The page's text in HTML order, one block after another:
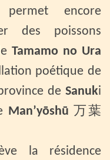
encore
des poissons
Tamamo no Ura
poétique de
de Sanuki
Man’yōshū 万葉
la résidence